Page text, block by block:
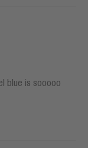
blue is sooooo